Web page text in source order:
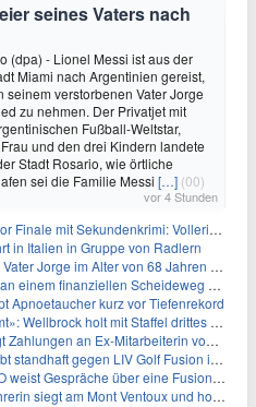
seines Vaters nach
(dpa) - Lionel Messi ist aus der
Miami nach Argentinien gereist,
seinem verstorbenen Vater Jorge
zu nehmen. Der Privatjet mit
Fußball-Weltstar,
und den drei Kindern landete
Stadt Rosario, wie örtliche
sei die Familie Messi […] (00)
vor 4 Stunden
mit Sekundenkrimi: Vollering in Gelb
in Italien in Gruppe von Radlern
Jorge im Alter von 68 Jahren gestorben
Scheideweg auf der Suche nach neuen Investitionen
Apnoetaucher kurz vor Tiefenrekord
Wellbrock holt mit Staffel drittes EM-Gold
an Ex-Mitarbeiterin von Infantino
gegen LIV Golf Fusion in einem sich wandelnden Sportumfeld
über eine Fusion mit LIV Golf zurück und bekräftigt die Wettbewerbslandschaft
siegt am Mont Ventoux und holt Tour-Gelb